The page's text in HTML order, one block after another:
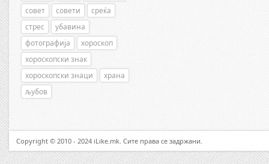
совет
совети
среќа
стрес
убавина
фотографија
хороскоп
хороскопски знак
хороскопски знаци
храна
љубов
Copyright © 2010 - 2024 iLike.mk. Сите права се задржани.